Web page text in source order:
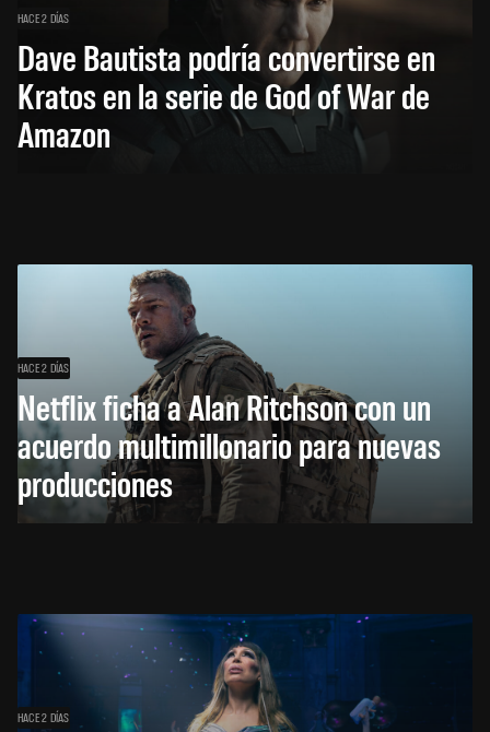
HACE 2 DÍAS
Dave Bautista podría convertirse en
Kratos en la serie de God of War de
Amazon
HACE 2 DÍAS
Netflix ficha a Alan Ritchson con un
acuerdo multimillonario para nuevas
producciones
HACE 2 DÍAS